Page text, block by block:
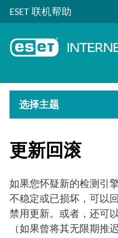
ESET 联机帮助
选择主题
更新回滚
如果您怀疑新的检测引
不稳定或已损坏，可以
禁用更新。或者，还可
（如果曾将其无限期推